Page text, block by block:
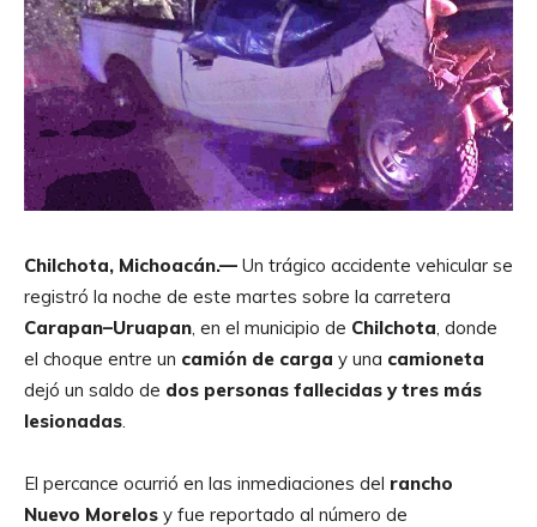
Chilchota, Michoacán.— Un trágico accidente vehicular se
registró la noche de este martes sobre la carretera
Carapan–Uruapan, en el municipio de Chilchota, donde
el choque entre un camión de carga y una camioneta
dejó un saldo de dos personas fallecidas y tres más
lesionadas.
El percance ocurrió en las inmediaciones del rancho
Nuevo Morelos y fue reportado al número de